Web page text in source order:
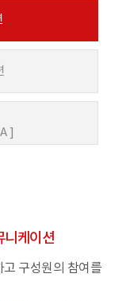
]
니케이션
구성원의 참여를